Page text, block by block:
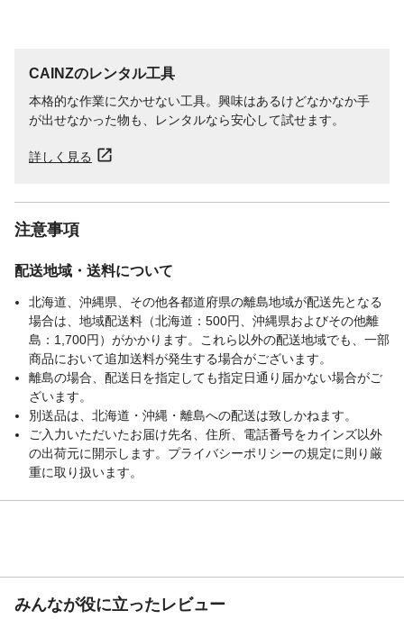
CAINZのレンタル工具
本格的な作業に欠かせない工具。興味はあるけどなかなか手
が出せなかった物も、レンタルなら安心して試せます。
詳しく見る
注意事項
配送地域・送料について
北海道、沖縄県、その他各都道府県の離島地域が配送先となる
場合は、地域配送料（北海道：500円、沖縄県およびその他離
島：1,700円）がかかります。これら以外の配送地域でも、一部
商品において追加送料が発生する場合がございます。
離島の場合、配送日を指定しても指定日通り届かない場合がご
ざいます。
別送品は、北海道・沖縄・離島への配送は致しかねます。
ご入力いただいたお届け先名、住所、電話番号をカインズ以外
の出荷元に開示します。プライバシーポリシーの規定に則り厳
重に取り扱います。
みんなが役に立ったレビュー